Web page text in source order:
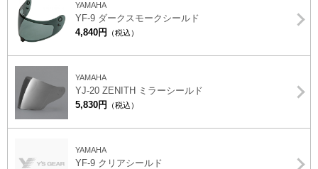
YAMAHA
YF-9 ダークスモークシールド
4,840円
（税込）
YAMAHA
YJ-20 ZENITH ミラーシールド
5,830円
（税込）
YAMAHA
YF-9 クリアシールド